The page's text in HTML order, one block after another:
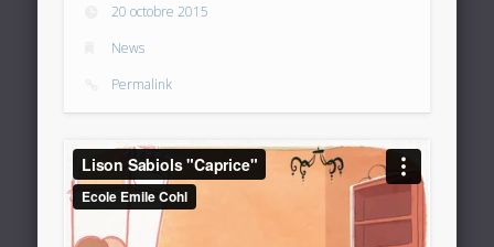
20 octobre 2015
News
Permalink